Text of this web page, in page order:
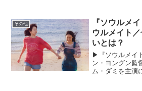
前作に引き続き
か（One ...
その他
『ソウルメ
ウルメイト
いとは？
▶︎『ソウルメイ
ン・ヨングン監
ム・ダミを主演